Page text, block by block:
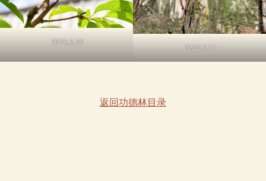
2025.6.28
2026.3.15
返回功德林目录